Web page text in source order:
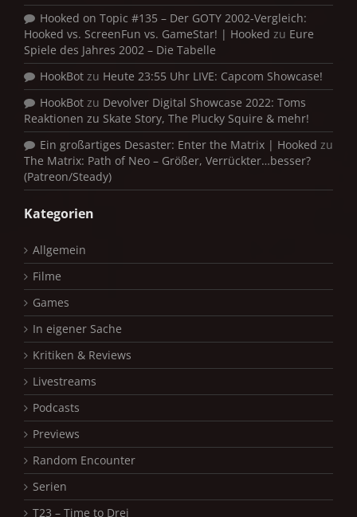
Hooked on Topic #135 – Der GOTY 2002-Vergleich:
Hooked vs. ScreenFun vs. GameStar! | Hooked zu Eure
Spiele des Jahres 2002 – Die Tabelle
HookBot zu Heute 23:55 Uhr LIVE: Capcom Showcase!
HookBot zu Devolver Digital Showcase 2022: Toms
Reaktionen zu Skate Story, The Plucky Squire & mehr!
Ein großartiges Desaster: Enter the Matrix | Hooked zu
The Matrix: Path of Neo – Größer, Verrückter…besser?
(Patreon/Steady)
Kategorien
Allgemein
Filme
Games
In eigener Sache
Kritiken & Reviews
Livestreams
Podcasts
Previews
Random Encounter
Serien
T23 – Time to Drei